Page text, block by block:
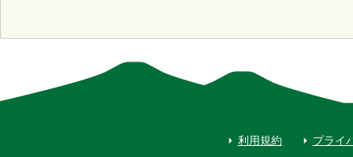
利用規約 プライ